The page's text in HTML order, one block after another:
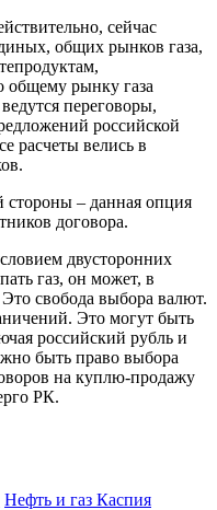
сейчас
общих рынков газа,
общему рынку газа
переговоры,
российской
расчеты велись в
стороны – данная опция
договора.
двусторонних
газ, он может, в
свобода выбора валют.
Это могут быть
российский рубль и
быть право выбора
на куплю-продажу
РК.
Нефть и газ Каспия